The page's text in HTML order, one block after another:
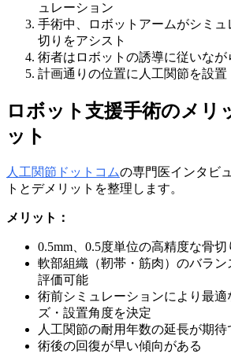
ュレーション
手術中、ロボットアームがシミ
切りをアシスト
術者はロボットの誘導に従いなが
計画通りの位置に人工関節を設置
ロボット支援手術のメリ
ット
人工関節ドットコムの専門医インタビ
トとデメリットを整理します。
メリット：
0.5mm、0.5度単位の高精度な骨
軟部組織（靭帯・筋肉）のバラ
評価可能
術前シミュレーションにより最適
ズ・設置角度を決定
人工関節の耐用年数の延長が期待
術後の回復が早い傾向がある